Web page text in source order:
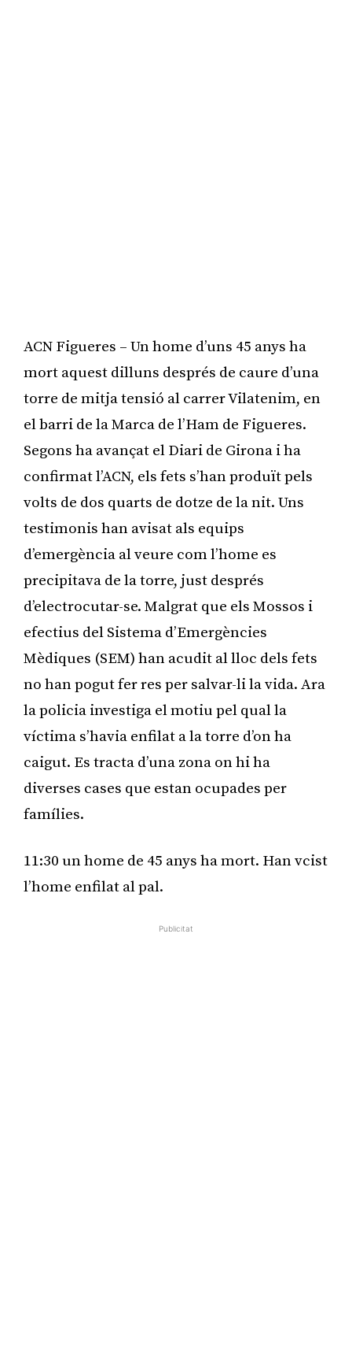
ACN Figueres – Un home d’uns 45 anys ha
mort aquest dilluns després de caure d’una
torre de mitja tensió al carrer Vilatenim, en
el barri de la Marca de l’Ham de Figueres.
Segons ha avançat el Diari de Girona i ha
confirmat l’ACN, els fets s’han produït pels
volts de dos quarts de dotze de la nit. Uns
testimonis han avisat als equips
d’emergència al veure com l’home es
precipitava de la torre, just després
d’electrocutar-se. Malgrat que els Mossos i
efectius del Sistema d’Emergències
Mèdiques (SEM) han acudit al lloc dels fets
no han pogut fer res per salvar-li la vida. Ara
la policia investiga el motiu pel qual la
víctima s’havia enfilat a la torre d’on ha
caigut. Es tracta d’una zona on hi ha
diverses cases que estan ocupades per
famílies.
11:30 un home de 45 anys ha mort. Han vcist
l’home enfilat al pal.
Publicitat